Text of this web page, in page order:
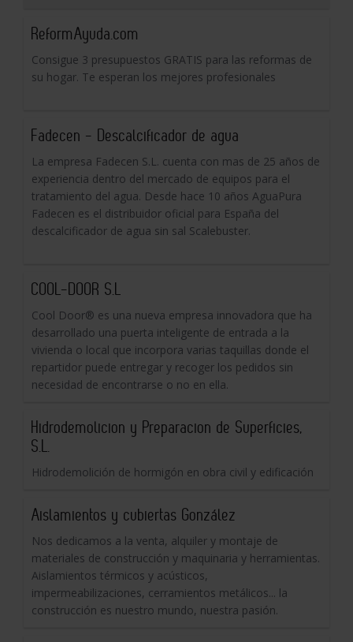
ReformAyuda.com
Consigue 3 presupuestos GRATIS para las reformas de
su hogar. Te esperan los mejores profesionales
Fadecen - Descalcificador de agua
La empresa Fadecen S.L. cuenta con mas de 25 años de
experiencia dentro del mercado de equipos para el
tratamiento del agua. Desde hace 10 años AguaPura
Fadecen es el distribuidor oficial para España del
descalcificador de agua sin sal Scalebuster.
COOL-DOOR S.L
Cool Door® es una nueva empresa innovadora que ha
desarrollado una puerta inteligente de entrada a la
vivienda o local que incorpora varias taquillas donde el
repartidor puede entregar y recoger los pedidos sin
necesidad de encontrarse o no en ella.
Hidrodemolicion y Preparacion de Superficies,
S.L.
Hidrodemolición de hormigón en obra civil y edificación
Aislamientos y cubiertas González
Nos dedicamos a la venta, alquiler y montaje de
materiales de construcción y maquinaria y herramientas.
Aislamientos térmicos y acústicos,
impermeabilizaciones, cerramientos metálicos... la
construcción es nuestro mundo, nuestra pasión.